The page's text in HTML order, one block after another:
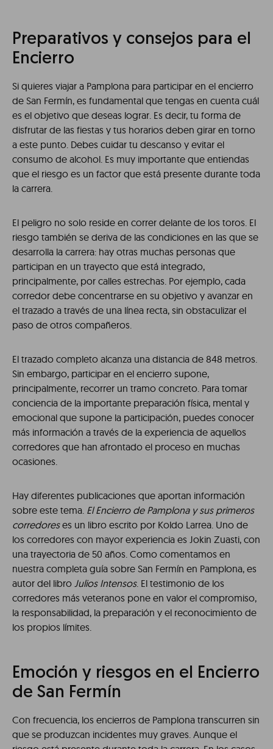
Preparativos y consejos para el
Encierro
Si quieres viajar a Pamplona para participar en el encierro
de San Fermín, es fundamental que tengas en cuenta cuál
es el objetivo que deseas lograr. Es decir, tu forma de
disfrutar de las fiestas y tus horarios deben girar en torno
a este punto. Debes cuidar tu descanso y evitar el
consumo de alcohol. Es muy importante que entiendas
que el riesgo es un factor que está presente durante toda
la carrera.
El peligro no solo reside en correr delante de los toros. El
riesgo también se deriva de las condiciones en las que se
desarrolla la carrera: hay otras muchas personas que
participan en un trayecto que está integrado,
principalmente, por calles estrechas. Por ejemplo, cada
corredor debe concentrarse en su objetivo y avanzar en
el trazado a través de una línea recta, sin obstaculizar el
paso de otros compañeros.
El trazado completo alcanza una distancia de 848 metros.
Sin embargo, participar en el encierro supone,
principalmente, recorrer un tramo concreto. Para tomar
conciencia de la importante preparación física, mental y
emocional que supone la participación, puedes conocer
más información a través de la experiencia de aquellos
corredores que han afrontado el proceso en muchas
ocasiones.
Hay diferentes publicaciones que aportan información
sobre este tema. El Encierro de Pamplona y sus primeros
corredoreses un libro escrito por Koldo Larrea. Uno de
los corredores con mayor experiencia es Jokin Zuasti, con
una trayectoria de 50 años. Como comentamos en
nuestra completa guía sobre San Fermín en Pamplona, es
autor del libro Julios Intensos. El testimonio de los
corredores más veteranos pone en valor el compromiso,
la responsabilidad, la preparación y el reconocimiento de
los propios límites.
Emoción y riesgos en el Encierro
de San Fermín
Con frecuencia, los encierros de Pamplona transcurren sin
que se produzcan incidentes muy graves. Aunque el